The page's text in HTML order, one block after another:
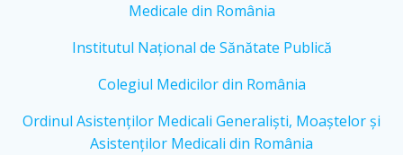
Medicale din România
Institutul Național de Sănătate Publică
Colegiul Medicilor din România
Ordinul Asistenților Medicali Generaliști, Moaștelor și
Asistenților Medicali din România